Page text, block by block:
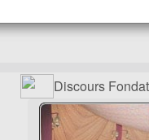
Discours